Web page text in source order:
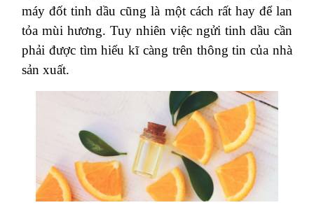
máy đốt tinh dầu cũng là một cách rất hay để lan
tỏa mùi hương. Tuy nhiên việc ngửi tinh dầu cần
phải được tìm hiểu kĩ càng trên thông tin của nhà
sản xuất.